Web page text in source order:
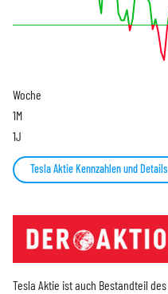
Woche
1M
1J
Tesla Aktie Kennzahlen und Details
Tesla Aktie ist auch Bestandteil des